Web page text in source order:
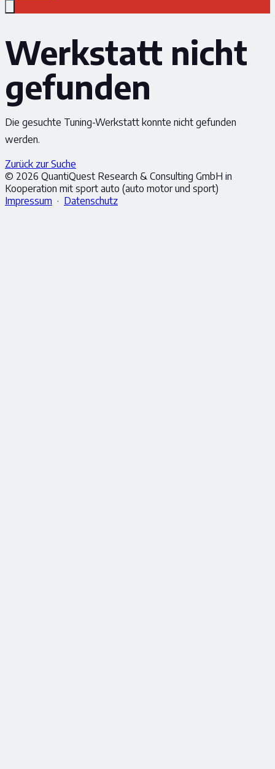
Werkstatt nicht
gefunden
Die gesuchte Tuning-Werkstatt konnte nicht gefunden
werden.
Zurück zur Suche
© 2026 QuantiQuest Research & Consulting GmbH in
Kooperation mit sport auto (auto motor und sport)
Impressum · Datenschutz